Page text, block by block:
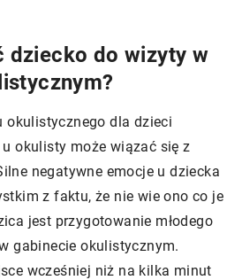
dziecko do wizyty w
okulistycznego dla dzieci
okulisty może wiązać się z
negatywne emocje u dziecka
z faktu, że nie wie ono co je
jest przygotowanie młodego
gabinecie okulistycznym.
wcześniej niż na kilka minut